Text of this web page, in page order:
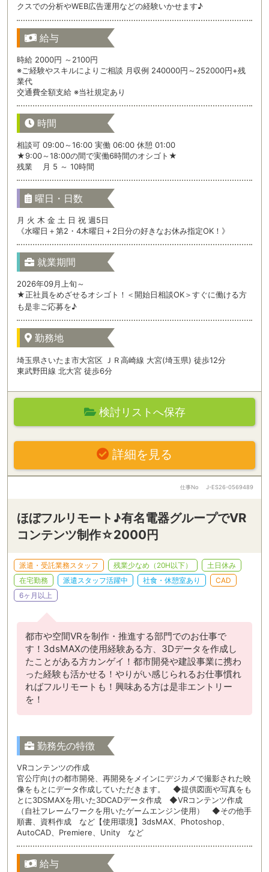
クスでの分析やWEB広告運用などの経験いかせます♪
給与
時給 2000円 ～2100円
※ご経験やスキルによりご相談 月収例 240000円～252000円+残
業代
交通費全額支給 ※当社規定あり
時間
相談可 09:00～16:00 実働 06:00 休憩 01:00
★9:00～18:00の間で実働6時間のオシゴト★
残業 月 5 ～ 10時間
曜日・日数
月 火 木 金 土 日 祝 週5日
《水曜日＋第2・4木曜日＋2日分の好きなお休み指定OK！》
就業期間
2026年09月上旬～
★正社員をめざせるオシゴト！＜開始日相談OK＞すぐに働ける方
も是非ご応募を♪
勤務地
埼玉県さいたま市大宮区 ＪＲ高崎線 大宮(埼玉県) 徒歩12分
東武野田線 北大宮 徒歩6分
検討リストへ保存
詳細を見る
仕事No J-ES26-0569489
ほぼフルリモート♪有名電器グループでVR
コンテンツ制作☆2000円
派遣・受託業務スタッフ 残業少なめ（20H以下）
土日休み
在宅勤務
派遣スタッフ活躍中 社食・休憩室あり
CAD
6ヶ月以上
都市や空間VRを制作・推進する部門でのお仕事で
す！3dsMAXの使用経験ある方、3Dデータを作成し
たことがある方カンゲイ！都市開発や建設事業に携わ
った経験も活かせる！やりがい感じられるお仕事慣れ
ればフルリモートも！興味ある方は是非エントリー
を！
勤務先の特徴
VRコンテンツの作成
官公庁向けの都市開発、再開発をメインにデジカメで撮影された映
像をもとにデータ作成していただきます。 ◆提供図面や写真をも
とに3DSMAXを用いた3DCADデータ作成 ◆VRコンテンツ作成
（自社フレームワークを用いたゲームエンジン使用） ◆その他手
順書、資料作成 など【使用環境】3dsMAX、Photoshop、
AutoCAD、Premiere、Unity など
給与